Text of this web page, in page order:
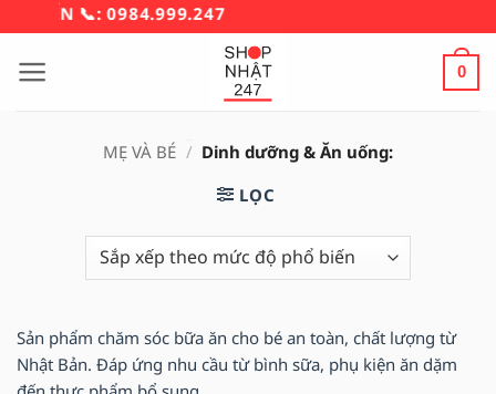
qua
nội
📞: 0984.999.247
0
MẸ VÀ BÉ / Dinh dưỡng & Ăn uống:
LỌC
Sản phẩm chăm sóc bữa ăn cho bé an toàn, chất lượng từ
Nhật Bản. Đáp ứng nhu cầu từ bình sữa, phụ kiện ăn dặm